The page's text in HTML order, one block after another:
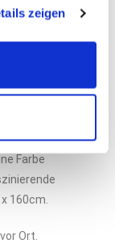
zeigen
dem
einer
wie der
Farbe
160cm.
Ort.